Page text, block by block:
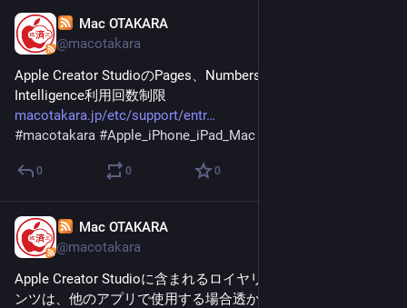
Mac OTAKARA
@macotakara
Apple Creator StudioのPages、Numbers、Keynoteの
Intelligence利用回数制限
macotakara.jp/etc/support/entr
#macotakara #Apple_iPhone_iPad_Mac
0 0 0
Mac OTAKARA
@macotakara
Apple Creator Studioに含まれるロイヤリティフリーのコンテ
ンツは、他のアプリで使用する場合透かし入りになる